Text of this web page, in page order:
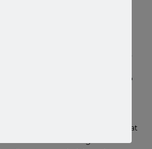
paket bundling antara
karena adanya sinergi yang
Paket bundling ini
dan praktis bagi para pengusaha,
kecil-menengah, yang ingin
legalitas formal namun tetap
undangan di Indonesia,
Terbatas) wajib memiliki alamat
Alamat ini akan digunakan